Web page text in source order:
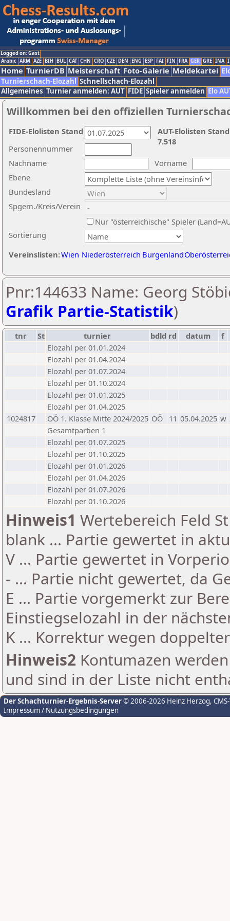
Logged on: Gast
Arabic ARM AZE BIH BUL CAT CHN CRO CZE DEN ENG ESP FAI FIN FRA GER GRE INA
Home TurnierDB Meisterschaft Foto-Galerie Meldekartei
Turnierschach-Elozahl Schnellschach-Elozahl
Allgemeines Turnier anmelden: AUT FIDE Spieler anmelden Elo
Willkommen bei den offiziellen
Nachname
Vorname
Ebene
Sortierung
Personennummer
Bundesland
Spgem./Kreis/Verein
Nur "österreichische" Spieler
Vereinslisten:Wien Niederösterreich Burgenland
AUT-Elolisten
7.518
FIDE-Elolisten Stand
Pnr:144633 Name: Georg
Grafik Partie-Statistik)
tnr St turnier bdld rd datum
f
Elozahl per 01.01.2024
Elozahl per 01.04.2024
Elozahl per 01.07.2024
Elozahl per 01.10.2024
Elozahl per 01.01.2025
Elozahl per 01.04.2025
1024817
OÖ 1. Klasse Mitte 2024/2025 OÖ 11 05.04.2025 w
Gesamtpartien 1
Elozahl per 01.07.2025
Elozahl per 01.10.2025
Elozahl per 01.01.2026
Elozahl per 01.04.2026
Elozahl per 01.07.2026
Elozahl per 01.10.2026
Hinweis1 Wertebereich Feld
blank ... Partie gewertet in
V ... Partie gewertet in
- ... Partie nicht gewertet, da
E ... Partie vorgemerkt zur
Einstiegselozahl in der
K ... Korrektur wegen
Hinweis2 Kontumazen
und sind in der Liste nicht
Der Schachturnier-Ergebnis-Server© 2006-2026 Heinz Herzog,
Impressum / Nutzungsbedingungen